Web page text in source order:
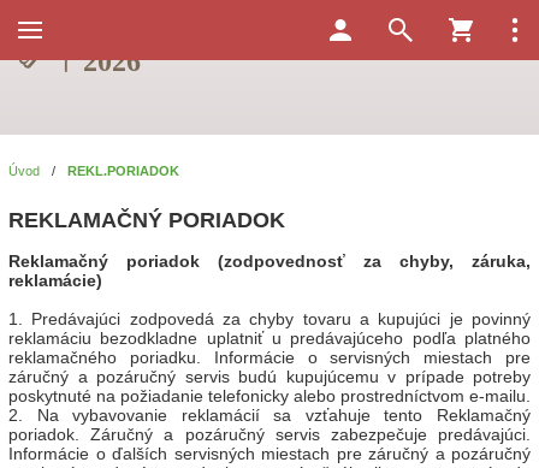
Úvod / REKL.PORIADOK
REKLAMAČNÝ PORIADOK
Reklamačný poriadok (zodpovednosť za chyby, záruka,
reklamácie)
1. Predávajúci zodpovedá za chyby tovaru a kupujúci je povinný
reklamáciu bezodkladne uplatniť u predávajúceho podľa platného
reklamačného poriadku. Informácie o servisných miestach pre
záručný a pozáručný servis budú kupujúcemu v prípade potreby
poskytnuté na požiadanie telefonicky alebo prostredníctvom e-mailu.
2. Na vybavovanie reklamácií sa vzťahuje tento Reklamačný
poriadok. Záručný a pozáručný servis zabezpečuje predávajúci.
Informácie o ďalších servisných miestach pre záručný a pozáručný